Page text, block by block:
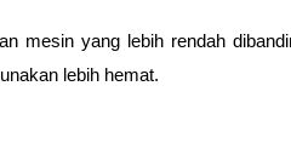
mesin yang lebih rendah
lebih hemat.